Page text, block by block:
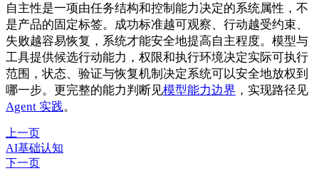
自主性是一项由任务结构和控制能力决定的系统属性，不
是产品的固定标签。成功标准越可观察、行动越受约束、
失败越容易恢复，系统才能安全地提高自主程度。模型与
工具提供候选行动能力，权限和执行环境决定实际可执行
范围，状态、验证与恢复机制决定系统可以安全地放权到
哪一步。更完整的能力判断见模型能力边界 ，实现路径见
Agent 实践。
上一页
AI基础认知
下一页